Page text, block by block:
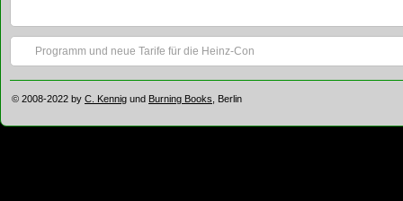
Programm und neue Tarife für die Heinz-Con
© 2008-2022 by C. Kennig und Burning Books, Berlin